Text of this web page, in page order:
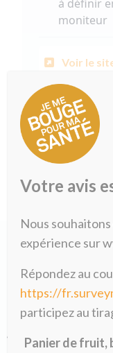
à définir
moniteur
Voir le
Pro
021 646
«
» indique les
Votre avis
Nous
expérience sur
Répondez au
https://
participez au
Panier de fruit,